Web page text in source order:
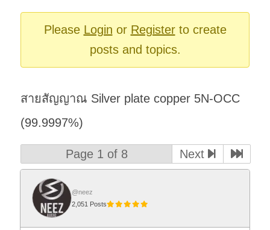
Please Login or Registerto create
posts and topics.
สายสัญญาณ Silver plate copper 5N-OCC
(99.9997%)
Page 1 of 8 Next
@neez
2,051 Posts